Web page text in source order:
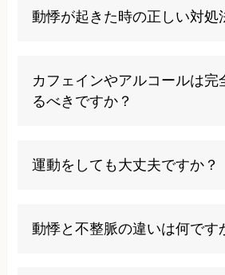
来は突然発症し持続時間が長い
正確な判断には専門的な検査が
動悸が起きた時の正しい対処
す。症状が続く場合や失神を伴
医療機関を受診してください。
カフェインやアルコールは完
るべきですか？
えめにし、症状との関連を観察
す。個人差があるため、自分の
運動をしても大丈夫ですか？
ですが、激しい運動は避け、医
切な強度を決めることが重要で
動悸と不整脈の違いは何です